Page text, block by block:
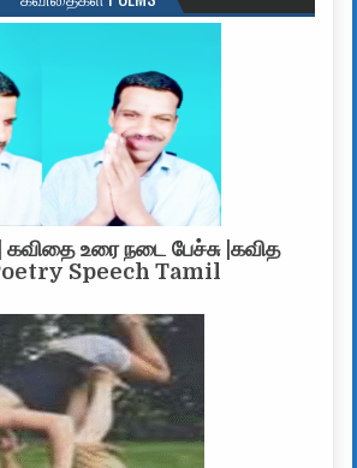
உரை நடை பேச்சு |கவித
Poetry Speech Tamil